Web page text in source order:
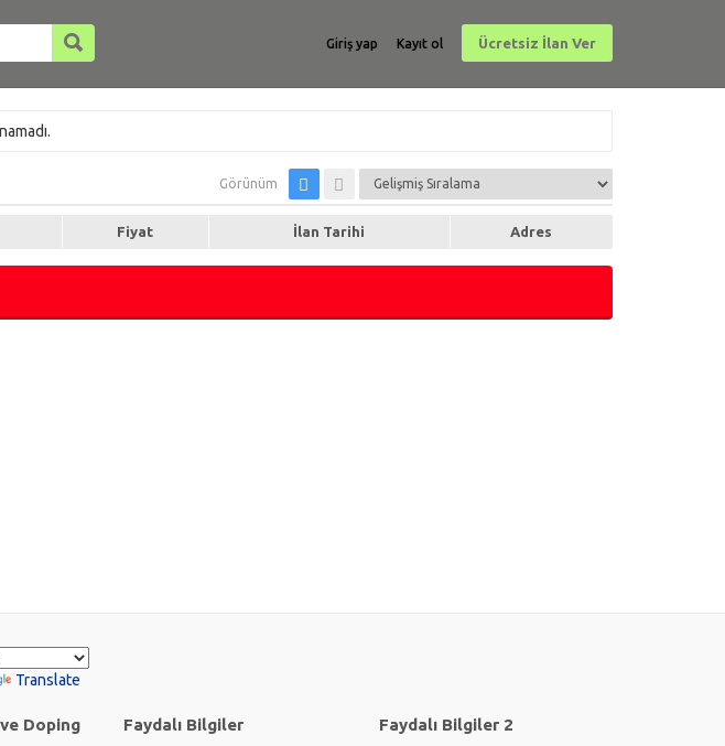
Giriş yap Kayıt ol Ücretsiz İlan Ver
Görünüm
Fiyat İlan Tarihi Adres
Translate
Doping Faydalı Bilgiler Faydalı Bilgiler 2